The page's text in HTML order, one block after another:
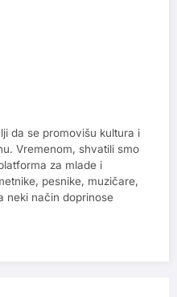
da se promovišu kultura i
Vremenom, shvatili smo
za mlade i
pesnike, muzičare,
neki način doprinose